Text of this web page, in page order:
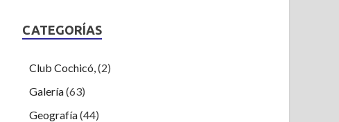
CATEGORÍAS
Club Cochicó,(2)
Galería(63)
Geografía(44)